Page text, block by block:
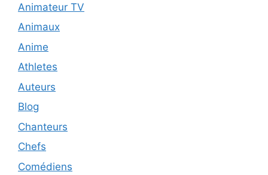
Animateur TV
Animaux
Anime
Athletes
Auteurs
Blog
Chanteurs
Chefs
Comédiens